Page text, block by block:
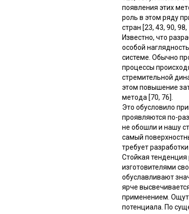
появления этих
роль в этом ряду
стран [23, 43, 90, 98,
Известно, что
особой
системе. Обычно
процессы
стремительной
этом повышение
метода [70, 76].
Это обусловило
проявляются по-
не обошли и нашу
самый
требует
Стойкая
изготовителями
обуславливают
ярче
применением.
потенциала. По